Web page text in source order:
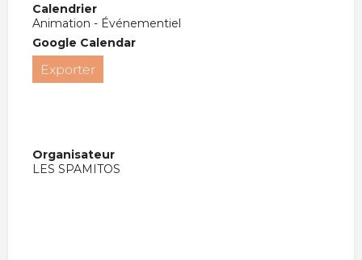
Calendrier
Animation - Événementiel
Google Calendar
Exporter
Organisateur
LES SPAMITOS